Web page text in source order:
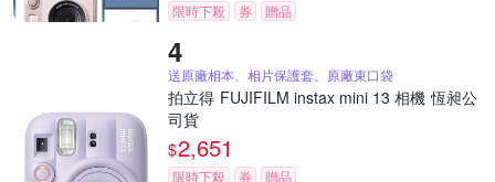
限時下殺 券 贈品
送原廠相本、相片保護套、原廠束口袋
拍立得 FUJIFILM instax mini 13 相機 恆昶公
司貨
$2,651
限時下殺 券 贈品